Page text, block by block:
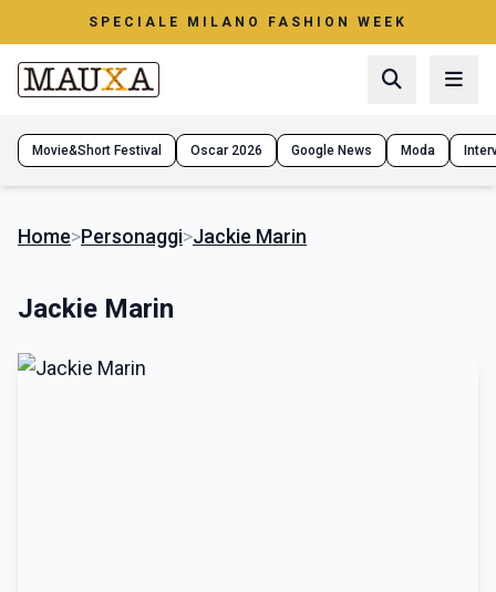
SPECIALE MILANO FASHION WEEK
Movie&Short Festival Oscar 2026 Google News Moda
Home>Personaggi>Jackie Marin
Jackie Marin